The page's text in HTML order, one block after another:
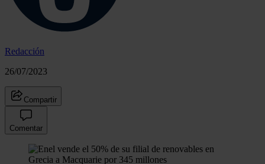
Redacción
26/07/2023
Compartir
Comentar